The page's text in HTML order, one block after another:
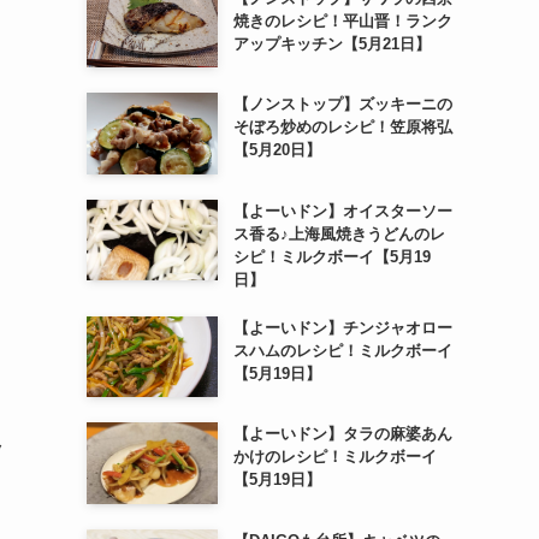
焼きのレシピ！平山晋！ランク
アップキッチン【5月21日】
【ノンストップ】ズッキーニの
そぼろ炒めのレシピ！笠原将弘
【5月20日】
【よーいドン】オイスターソー
ス香る♪上海風焼きうどんのレ
シピ！ミルクボーイ【5月19
日】
【よーいドン】チンジャオロー
スハムのレシピ！ミルクボーイ
【5月19日】
【よーいドン】タラの麻婆あん
かけのレシピ！ミルクボーイ
【5月19日】